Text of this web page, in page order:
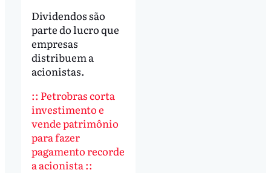
Dividendos são
parte do lucro que
empresas
distribuem a
acionistas.
:: Petrobras corta
investimento e
vende patrimônio
para fazer
pagamento recorde
a acionista ::